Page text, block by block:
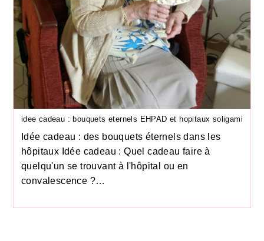
idee cadeau : bouquets eternels EHPAD et hopitaux soligami
Idée cadeau : des bouquets éternels dans les
hôpitaux Idée cadeau : Quel cadeau faire à
quelqu'un se trouvant à l'hôpital ou en
convalescence ?…